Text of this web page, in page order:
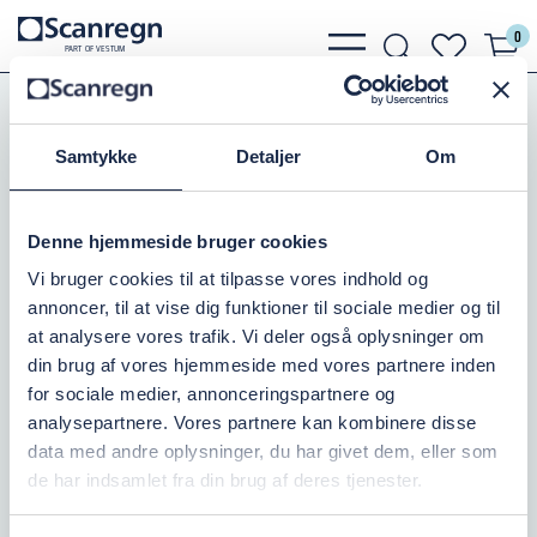
Samtykke Detaljer Om
Denne hjemmeside bruger cookies
Vi bruger cookies til at tilpasse vores indhold og
annoncer, til at vise dig funktioner til sociale medier og til
at analysere vores trafik. Vi deler også oplysninger om
din brug af vores hjemmeside med vores partnere inden
for sociale medier, annonceringspartnere og
analysepartnere. Vores partnere kan kombinere disse
data med andre oplysninger, du har givet dem, eller som
de har indsamlet fra din brug af deres tjenester.
PARTOF VESTUM
bars
light
search
light
heart 0
Koblinger
NITO SIKK.KOBL. ½" ST./¾" UDV.GEV.
Varenr.:
Ikke på lager
353,75 DKKinkl. moms
Læg i kurv